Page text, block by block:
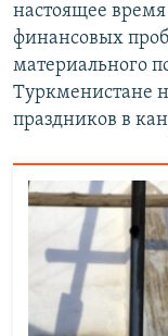
настоящее время
финансовых
материального
Туркменистане
праздников в